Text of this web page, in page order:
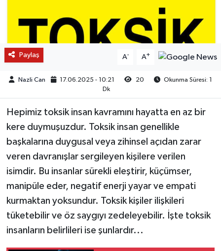
Paylaş A- A+
Nazli Can 17.06.2025 - 10:21 20
Okunma Süresi: 1
Dk
Hepimiz toksik insan kavramını hayatta en az bir
kere duymuşuzdur. Toksik insan genellikle
başkalarına duygusal veya zihinsel açıdan zarar
veren davranışlar sergileyen kişilere verilen
isimdir. Bu insanlar sürekli eleştirir, küçümser,
manipüle eder, negatif enerji yayar ve empati
kurmaktan yoksundur. Toksik kişiler ilişkileri
tüketebilir ve öz saygıyı zedeleyebilir. İşte toksik
insanların belirlileri ise şunlardır...